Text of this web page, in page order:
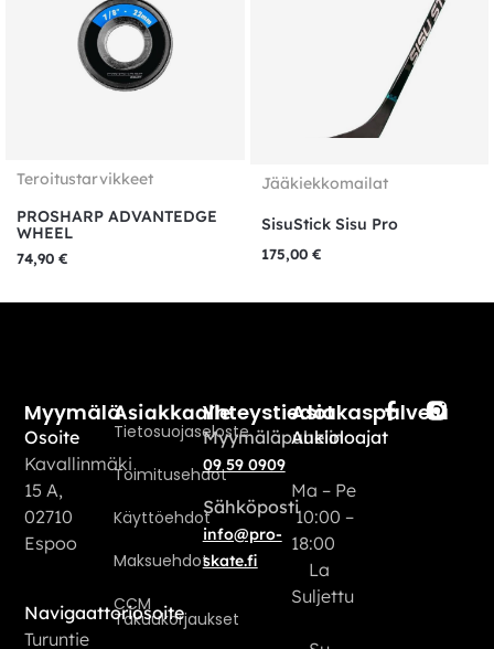
Teroitustarvikkeet
PROSHARP ADVANTEDGE
WHEEL
74,90 €
Jääkiekkomailat
SisuStick Sisu Pro
175,00 €
Asiakkaalle
Tietosuojaseloste
Toimitusehdot
Käyttöehdot
Maksuehdot
CCM
Takuukorjaukset
Myymälä
Osoite
Kavallinmäki
15 A,
02710
Espoo
Navigaattoriosoite
Turuntie
Yhteystiedot
Myymäläpuhelin
09 59 0909
Sähköposti
info@pro-
skate.fi
Asiakaspalvelu
Aukioloajat
Ma – Pe
10:00 –
18:00
La
Suljettu